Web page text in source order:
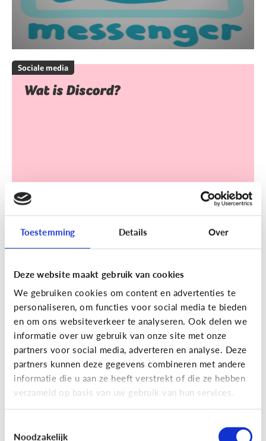
Toestemming Details Over
Deze website maakt gebruik van cookies
We gebruiken cookies om content en advertenties te
personaliseren, om functies voor social media te bieden
en om ons websiteverkeer te analyseren. Ook delen we
informatie over uw gebruik van onze site met onze
partners voor social media, adverteren en analyse. Deze
partners kunnen deze gegevens combineren met andere
informatie die u aan ze heeft verstrekt of die ze hebben
verzameld op basis van uw gebruik van hun services.
Noodzakelijk
Sociale media
Wat is Discord?
[Klik & Print]Een account
aanmaken op TikTok? Doe de
TikTok check!
Ontdek de checklist!